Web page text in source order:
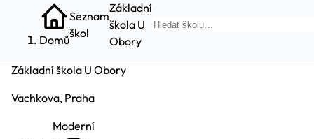
Domů
Seznam
škol
Základní
škola U
Obory
Základní škola U Obory
Vachkova, Praha
Moderní